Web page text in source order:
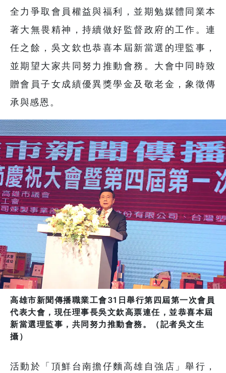
全力爭取會員權益與福利，並期勉媒體同業本
著大無畏精神，持續做好監督政府的工作。連
任之餘，吳文欽也恭喜本屆新當選的理監事，
並期望大家共同努力推動會務。大會中同時致
贈會員子女成績優異獎學金及敬老金，象徵傳
承與感恩。
高雄市新聞傳播職業工會31日舉行第四屆第一次會員
代表大會，現任理事長吳文欽高票連任，並恭喜本屆
新當選理監事，共同努力推動會務。（記者吳文生
攝）
活動於「頂鮮台南擔仔麵高雄自強店」舉行，